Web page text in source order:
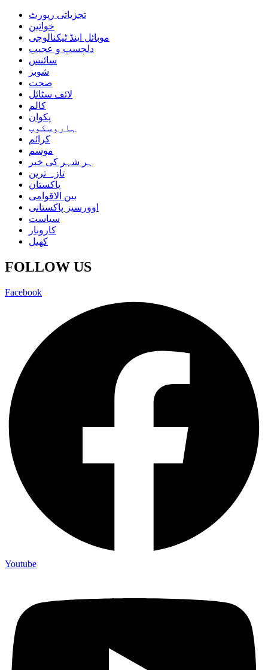
تجزیاتی رپورٹ
خواتین
موبائل اینڈ ٹیکنالوجی
دلچسپ و عجیب
سائنس
شوبز
صحت
لائف سٹائل
کالم
پکوان
ہاروسکوپ
کرائم
موسم
ہر شہر کی خبر
تازہ ترین
پاکستان
بین الاقوامی
اوورسیز پاکستانی
سیاست
کاروبار
کھیل
FOLLOW US
Facebook
Youtube